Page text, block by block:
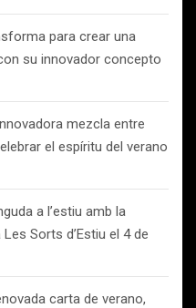
para crear una
su innovador concepto
mezcla entre
el espíritu del verano
a l’estiu amb la
Sorts d’Estiu el 4 de
carta de verano,